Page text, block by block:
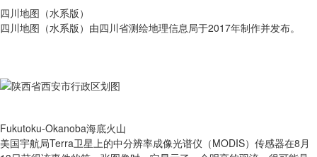
四川地图（水系版）
四川地图（水系版）由四川省测绘地理信息局于2017年制作并发布。
Fukutoku-Okanoba海底火山
美国宇航局Terra卫星上的中分辨率成像光谱仪（MODIS）传感器在8月